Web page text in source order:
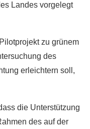
Landes vorgelegt
zu grünem
des
erleichtern soll,
die Unterstützung
des auf der